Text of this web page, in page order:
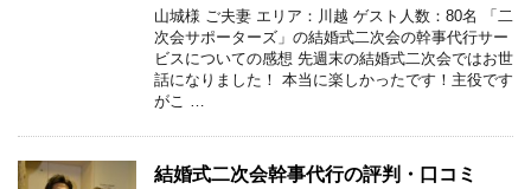
山城様 ご夫妻 エリア：川越 ゲスト人数：80名 「二
次会サポーターズ」の結婚式二次会の幹事代行サー
ビスについての感想 先週末の結婚式二次会ではお世
話になりました！ 本当に楽しかったです！主役です
がこ …
結婚式二次会幹事代行の評判・口コミ